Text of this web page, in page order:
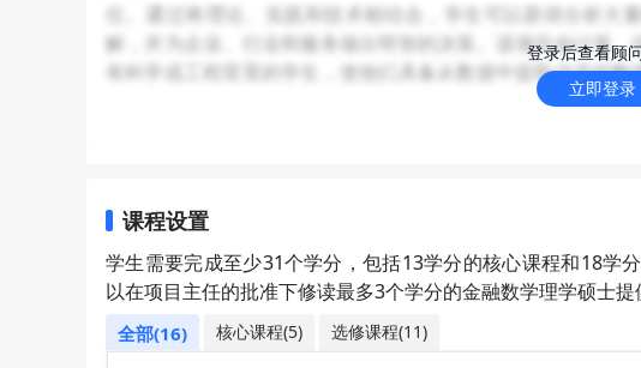
登录后查看顾
立即登录
任。通过将理论、实践和技术相结合，学生可以获得分析大
解，并为企业、行业和服务做出明智的决策。该项目由计算、
有科学或工程背景的学生，使他们具备从数据中提取信息的
的是，奖学金申请竞争非常激烈，最终将由项目录取委员会进
：班级整体人数在50-60人左右，基本都是中国
生为主，双非或211学生有4-5个，985学生集中于浙江大学
校。
课程设置
学生需要完成至少31个学分，包括13学分的核心课程和18学
以在项目主任的批准下修读最多3个学分的金融数学理学硕士提
全部(16) 核心课程(5) 选修课程(11)